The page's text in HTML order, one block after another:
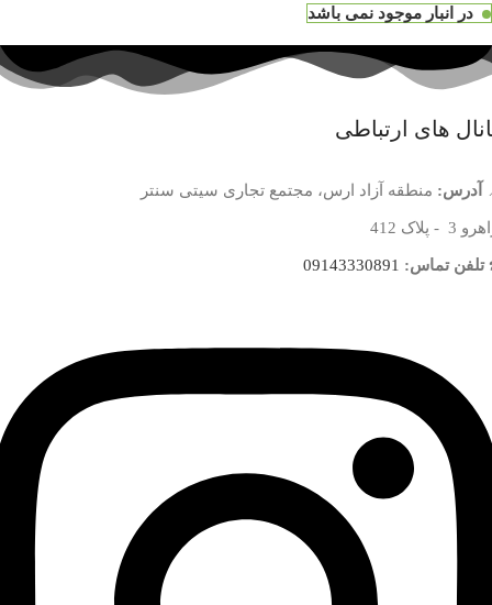
در انبار موجود نمی باشد
های ارتباطی
آدرس: منطقه آزاد ارس، مجتمع تجاری سیتی سنتر
3 - پلاک 412
تلفن تماس: 09143330891